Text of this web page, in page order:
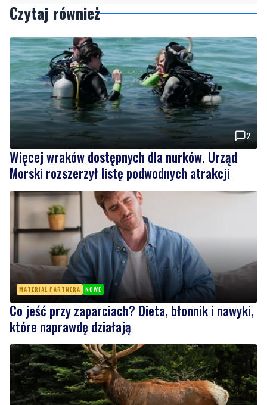
Czytaj również
2
Więcej wraków dostępnych dla nurków. Urząd
Morski rozszerzył listę podwodnych atrakcji
MATERIAŁ PARTNERA NOWE
Co jeść przy zaparciach? Dieta, błonnik i nawyki,
które naprawdę działają